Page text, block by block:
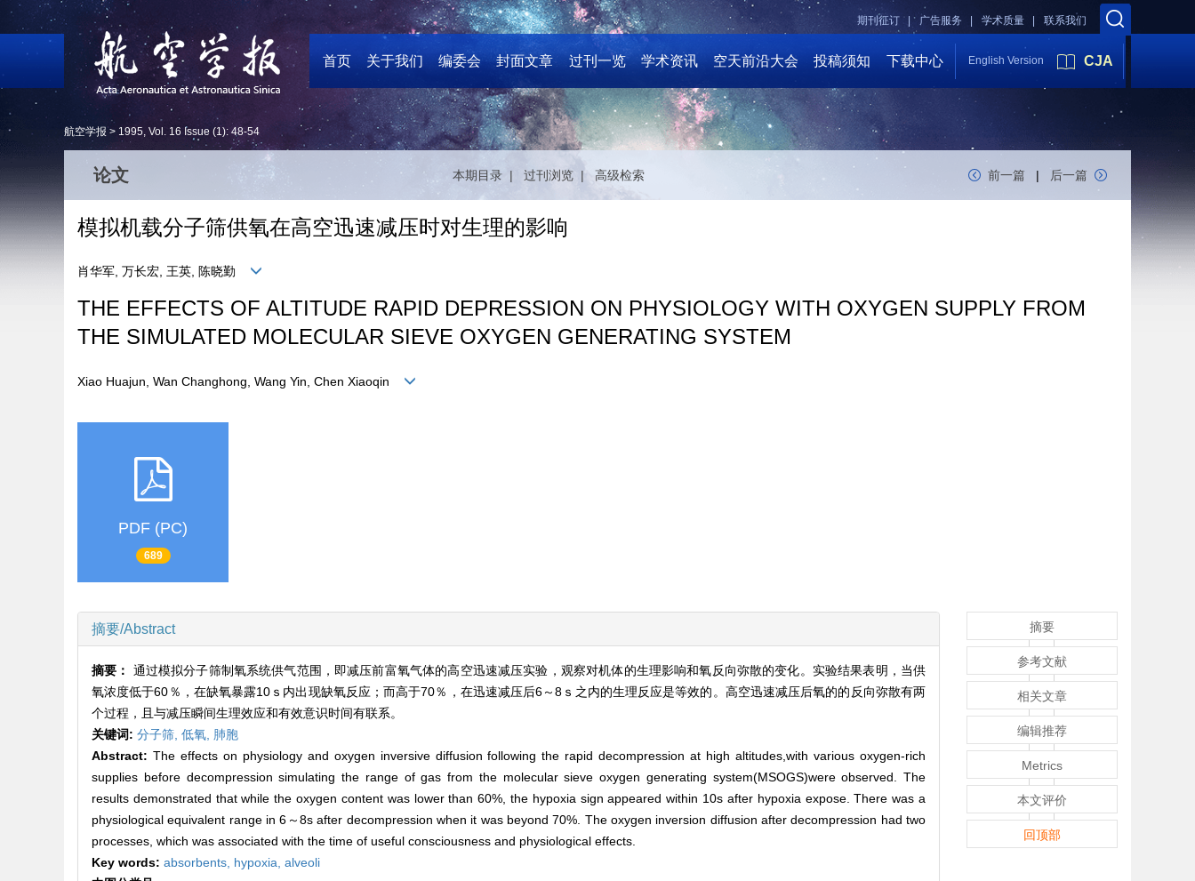
联系我们
学术质量 |
广告服务 |
期刊征订 |
首页 关于我们 编委会 封面文章 过刊一览 学术资讯 空天前沿大会 投稿须知 下载中心 English Version CJA
航空学报 > 1995, Vol. 16 Issue (1): 48-54
论文 本期目录 | 过刊浏览 | 高级检索 前一篇 | 后一篇
模拟机载分子筛供氧在高空迅速减压时对生理的影响
肖华军, 万长宏, 王英, 陈晓勤
THE EFFECTS OF ALTITUDE RAPID DEPRESSION ON PHYSIOLOGY WITH OXYGEN SUPPLY FROM
THE SIMULATED MOLECULAR SIEVE OXYGEN GENERATING SYSTEM
Xiao Huajun, Wan Changhong, Wang Yin, Chen Xiaoqin
PDF (PC)
689
摘要/Abstract
摘要： 通过模拟分子筛制氧系统供气范围，即减压前富氧气体的高空迅速减压实验，观察对机体的生理影响和氧反向弥散的变化。实验结果表明，当供
氧浓度低于60％，在缺氧暴露10ｓ内出现缺氧反应；而高于70％，在迅速减压后6～8ｓ之内的生理反应是等效的。高空迅速减压后氧的的反向弥散有两
个过程，且与减压瞬间生理效应和有效意识时间有联系。
关键词: 分子筛, 低氧, 肺胞
Abstract: The effects on physiology and oxygen inversive diffusion following the rapid decompression at high altitudes,with various oxygen-rich
supplies before decompression simulating the range of gas from the molecular sieve oxygen generating system(MSOGS)were observed. The
results demonstrated that while the oxygen content was lower than 60%, the hypoxia sign appeared within 10s after hypoxia expose. There was a
physiological equivalent range in 6～8s after decompression when it was beyond 70%. The oxygen inversion diffusion after decompression had two
processes, which was associated with the time of useful consciousness and physiological effects.
Key words: absorbents, hypoxia, alveoli
摘要
参考文献
相关文章
编辑推荐
Metrics
本文评价
回顶部